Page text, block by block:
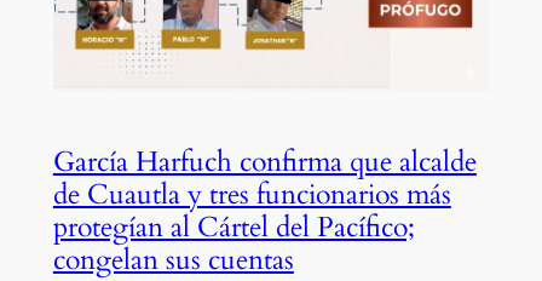
García Harfuch confirma que alcalde
de Cuautla y tres funcionarios más
protegían al Cártel del Pacífico;
congelan sus cuentas